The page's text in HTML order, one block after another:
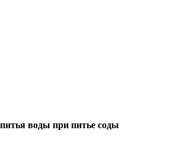
воды при питье соды